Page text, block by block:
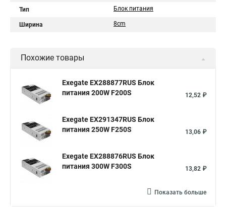
Тип Блок питания
Ширина 8cm
Похожие товары
Exegate EX288877RUS Блок
питания 200W F200S
12,52 ₽
Exegate EX291347RUS Блок
питания 250W F250S
13,06 ₽
Exegate EX288876RUS Блок
питания 300W F300S
13,82 ₽
Показать больше